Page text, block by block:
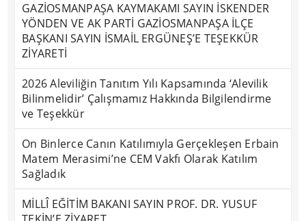
GAZİOSMANPAŞA KAYMAKAMI SAYIN İSKENDER
YÖNDEN VE AK PARTİ GAZİOSMANPAŞA İLÇE
BAŞKANI SAYIN İSMAİL ERGÜNEŞ’E TEŞEKKÜR
ZİYARETİ
2026 Aleviliğin Tanıtım Yılı Kapsamında ‘Alevilik
Bilinmelidir’ Çalışmamız Hakkında Bilgilendirme
ve Teşekkür
On Binlerce Canın Katılımıyla Gerçekleşen Erbain
Matem Merasimi’ne CEM Vakfı Olarak Katılım
Sağladık
MİLLÎ EĞİTİM BAKANI SAYIN PROF. DR. YUSUF